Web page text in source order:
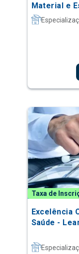
Material e
Taxa de
Excelência
Saúde -